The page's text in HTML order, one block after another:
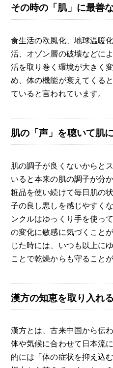
その時の「肌」に最善
食生活の欧風化、地球温暖
活、オゾン層の破壊などに
活を取り巻く環境が大きく
め、体の機能が衰えてくる
ていると言われています。
肌の「声」を聴いて肌
肌の調子が良くないからと
いると本来の肌の調子が分
粧品を使い続けて毎日肌の
子の良し悪しを感じやすく
ンクルはゆっくり手を使っ
の変化に敏感に気づくこと
じた時には、いつも以上に
ことで乾燥からも守ることが
漢方の知恵を取り入れ
漢方とは、古来中国から伝
体や気候に合わせて日本流
的には「体の症状を抑え込